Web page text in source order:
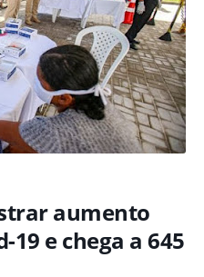
aumento
19 e chega a 645